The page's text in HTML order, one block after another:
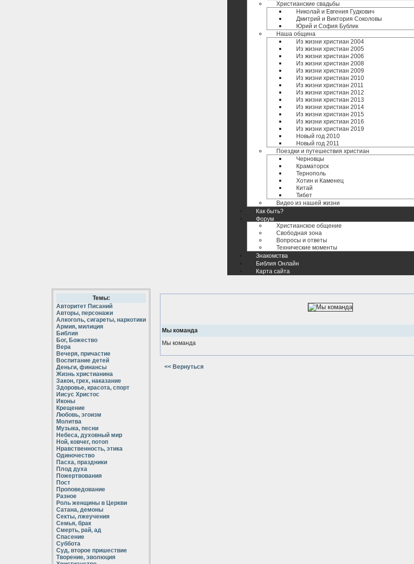
Христианские свадьбы
Николай и Евгения Гудкович
Дмитрий и Виктория Соколовы
Юрий и София Бублик
Наша община
Из жизни христиан 2004
Из жизни христиан 2005
Из жизни христиан 2006
Из жизни христиан 2008
Из жизни христиан 2009
Из жизни христиан 2010
Из жизни христиан 2011
Из жизни христиан 2012
Из жизни христиан 2013
Из жизни христиан 2014
Из жизни христиан 2015
Из жизни христиан 2016
Из жизни христиан 2019
Новый год 2010
Новый год 2011
Поездки и путешествия христиан
Черновцы
Краматорск
Тернополь
Хотин и Каменец
Китай
Тибет
Видео из нашей жизни
Как быть?
Форум
Христианское общение
Свободная зона
Вопросы и ответы
Технические моменты
Знакомства
Библия Онлайн
Карта сайта
Темы:
Авторитет Писаний
Авторы, персонажи
Алкоголь, сигареты, наркотики
Армия, милиция
Библия
Бог, Божество
Вера
Вечеря, причастие
Воспитание детей
Деньги, финансы
Жизнь христианина
Закон, грех, наказание
Здоровье, красота, спорт
Иисус Христос
Иконы
Крещение
Любовь, эгоизм
Молитва
Музыка, песни
Небеса, духовный мир
Ной, ковчег, потоп
Нравственность, этика
Одиночество
Пасха, праздники
Плод духа
Пожертвования
Пост
Проповедование
Разное
Роль женщины в Церкви
Сатана, демоны
Секты, лжеучения
Семья, брак
Смерть, рай, ад
Спасение
Суббота
Суд, второе пришествие
Творение, эволюция
Мы команда
Мы команда
<< Вернуться